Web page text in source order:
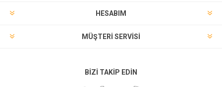
HESABIM
MÜŞTERI SERVISI
BIZI TAKIP EDIN